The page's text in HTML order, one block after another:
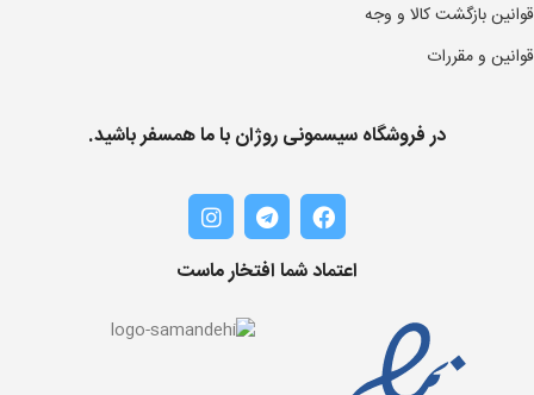
قوانین بازگشت کالا و وجه
قوانین و مقررات
در فروشگاه سیسمونی روژان با ما همسفر باشید.
اعتماد شما افتخار ماست